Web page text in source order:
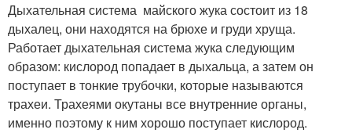
Дыхательная система майского жука состоит из 18
дыхалец, они находятся на брюхе и груди хруща.
Работает дыхательная система жука следующим
образом: кислород попадает в дыхальца, а затем он
поступает в тонкие трубочки, которые называются
трахеи. Трахеями окутаны все внутренние органы,
именно поэтому к ним хорошо поступает кислород.